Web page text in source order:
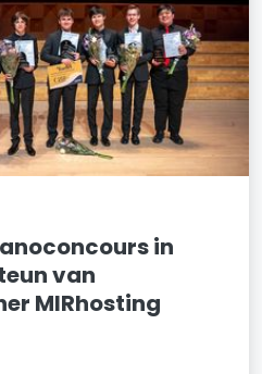
in
van
MIRhosting